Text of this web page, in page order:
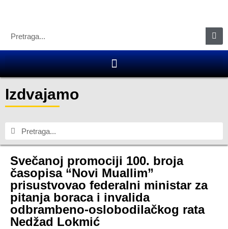
Izdvajamo
Svečanoj promociji 100. broja
časopisa “Novi Muallim”
prisustvovao federalni ministar za
pitanja boraca i invalida
odbrambeno-oslobodilačkog rata
Nedžad Lokmić